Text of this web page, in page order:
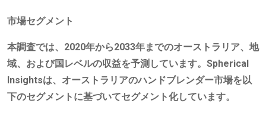
市場セグメント
本調査では、2020年から2033年までのオーストラリア、地
域、および国レベルの収益を予測しています。Spherical
Insightsは、オーストラリアのハンドブレンダー市場を以
下のセグメントに基づいてセグメント化しています。